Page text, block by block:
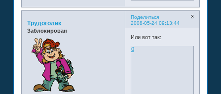
Поделиться
3
2008-05-24 09:13:44
Трудоголик
Заблокирован
Или вот так:
0